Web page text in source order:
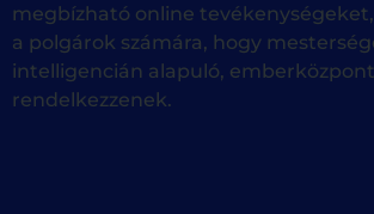
megbízható online
a polgárok számára, hogy
intelligencián alapuló,
rendelkezzenek.